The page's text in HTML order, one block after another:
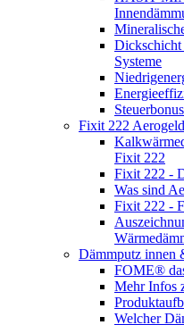
Systeme
Fixit 222
Fixit 222
Fixit 222 -
Was sind
Fixit 222 -
Dämmputz innen
FOME®
Mehr Infos
Welcher